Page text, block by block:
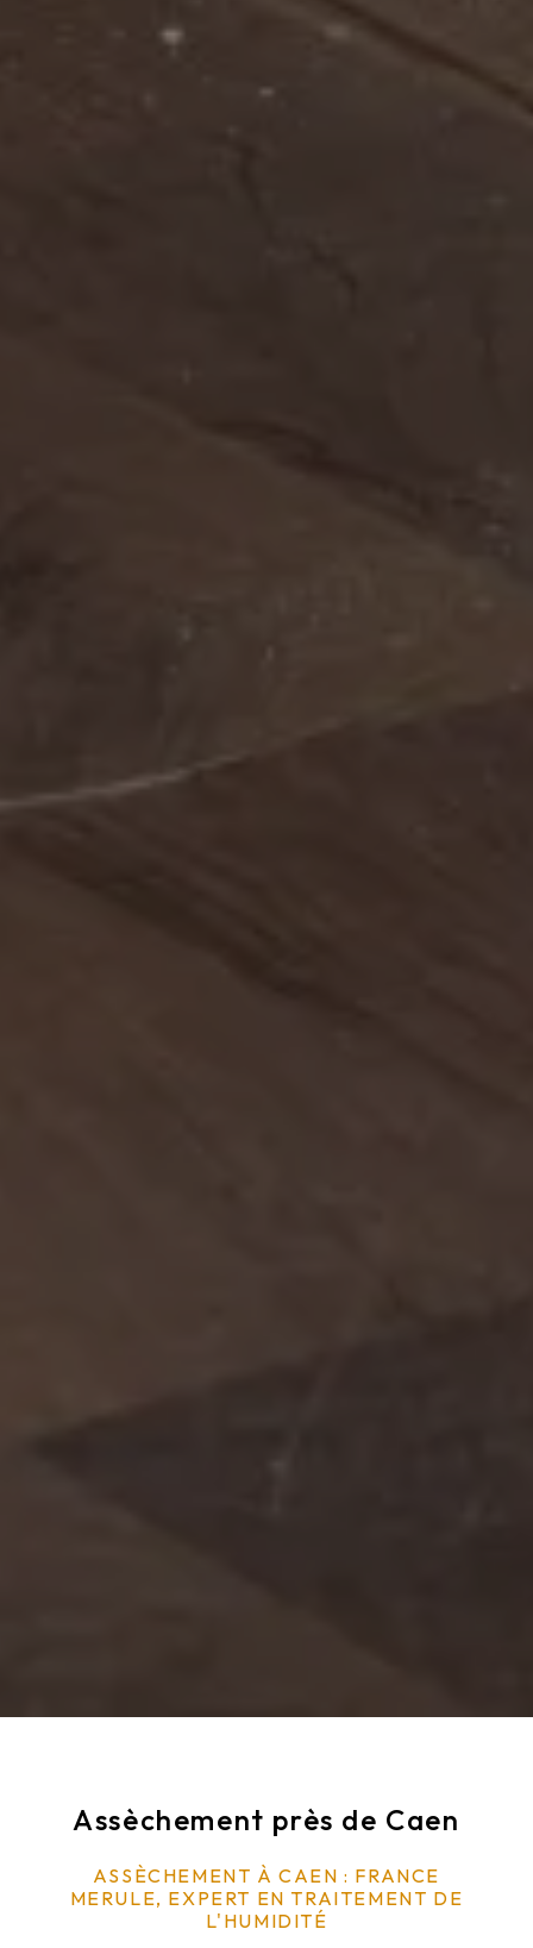
Assèchement près de Caen
ASSÈCHEMENT À CAEN : FRANCE
MERULE, EXPERT EN TRAITEMENT DE
L'HUMIDITÉ